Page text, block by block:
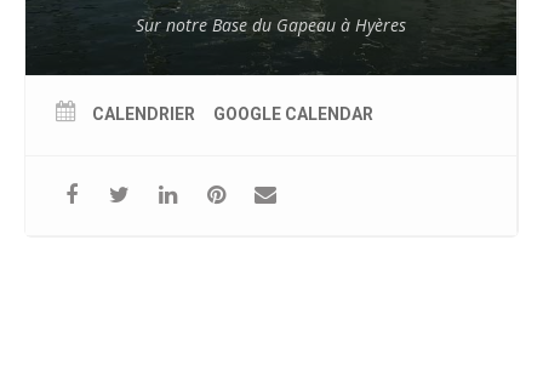
Sur notre Base du Gapeau à Hyères
CALENDRIER GOOGLE CALENDAR